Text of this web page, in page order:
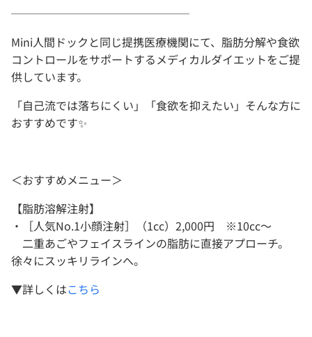
────────────────
Mini人間ドックと同じ提携医療機関にて、脂肪分解や食欲
コントロールをサポートするメディカルダイエットをご提
供しています。
「自己流では落ちにくい」「食欲を抑えたい」そんな方に
おすすめです✨
＜おすすめメニュー＞
【脂肪溶解注射】
・［人気No.1小顔注射］（1cc）2,000円 ※10cc～
二重あごやフェイスラインの脂肪に直接アプローチ。
徐々にスッキリラインへ。
▼詳しくはこちら